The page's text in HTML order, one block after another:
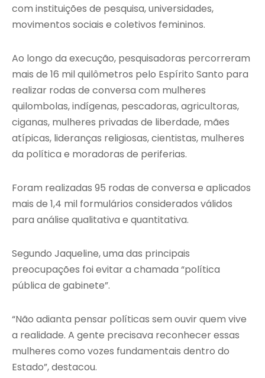
com instituições de pesquisa, universidades,
movimentos sociais e coletivos femininos.
Ao longo da execução, pesquisadoras percorreram
mais de 16 mil quilômetros pelo Espírito Santo para
realizar rodas de conversa com mulheres
quilombolas, indígenas, pescadoras, agricultoras,
ciganas, mulheres privadas de liberdade, mães
atípicas, lideranças religiosas, cientistas, mulheres
da política e moradoras de periferias.
Foram realizadas 95 rodas de conversa e aplicados
mais de 1,4 mil formulários considerados válidos
para análise qualitativa e quantitativa.
Segundo Jaqueline, uma das principais
preocupações foi evitar a chamada “política
pública de gabinete”.
“Não adianta pensar políticas sem ouvir quem vive
a realidade. A gente precisava reconhecer essas
mulheres como vozes fundamentais dentro do
Estado”, destacou.